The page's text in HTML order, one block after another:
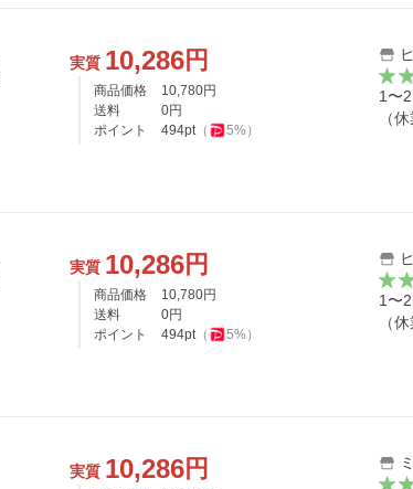
実質 10,286円
商品価格 10,780円
送料
0円
ポイント
494pt（ 5%）
1〜
（
実質 10,286円
商品価格 10,780円
送料
0円
ポイント
494pt（ 5%）
1〜
（
実質 10,286円